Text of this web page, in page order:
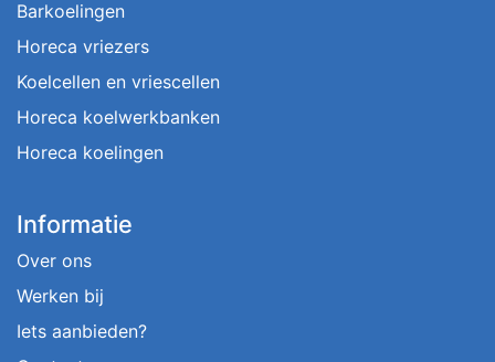
Barkoelingen
Horeca vriezers
Koelcellen en vriescellen
Horeca koelwerkbanken
Horeca koelingen
Informatie
Over ons
Werken bij
Iets aanbieden?